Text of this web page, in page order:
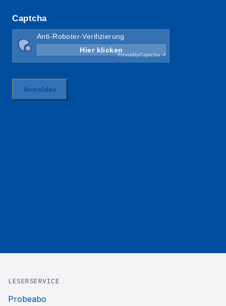
LESERSERVICE
Probeabo